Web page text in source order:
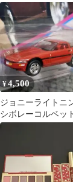
¥4,500
ジョニーライトニ
シボレーコルベ
C4 '80s Muscle